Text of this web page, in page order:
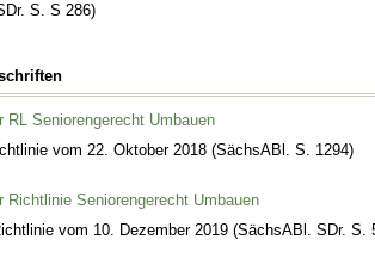
S. S 286)
RL Seniorengerecht Umbauen
vom 22. Oktober 2018 (SächsABl. S. 1294)
Richtlinie Seniorengerecht Umbauen
vom 10. Dezember 2019 (SächsABl. SDr. S.